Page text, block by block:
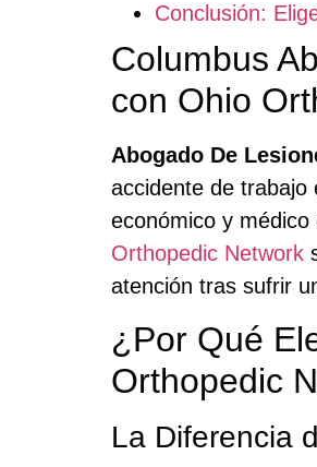
Conclusión:
Columbus
con Ohio
Abogado De
accidente de trabajo
económico y
Orthopedic Network
atención tras sufrir
¿Por Qué
Orthopedic
La Diferencia